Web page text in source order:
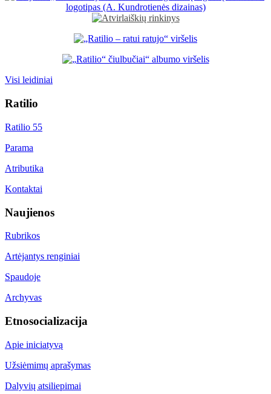
Visi leidiniai
Ratilio
Ratilio 55
Parama
Atributika
Kontaktai
Naujienos
Rubrikos
Artėjantys renginiai
Spaudoje
Archyvas
Etnosocializacija
Apie iniciatyvą
Užsiėmimų aprašymas
Dalyvių atsiliepimai